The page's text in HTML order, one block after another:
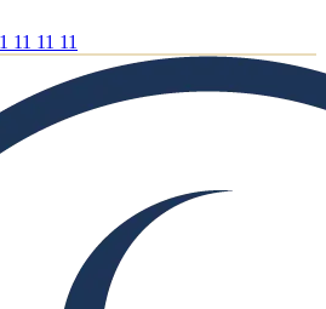
11 11 11